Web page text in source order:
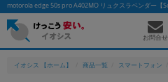
motorola edge 50s pro A402MO リュクスラベンダー
お問合せ
イオシス 【ホーム】 商品一覧 スマートフォン